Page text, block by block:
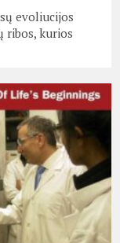
evoliucijos
ribos, kurios